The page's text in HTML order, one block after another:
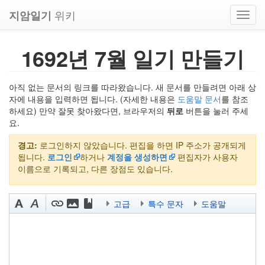
지암일기 위키
1692년 7월 일기 만들기
아직 없는 문서의 링크를 따라왔습니다. 새 문서를 만들려면 아래 상
자에 내용을 입력하면 됩니다. (자세한 내용은 도움말 문서를 참조
하세요) 만약 잘못 찾아왔다면, 브라우저의 뒤로 버튼을 눌러 주세
요.
경고: 로그인하지 않았습니다. 편집을 하면 IP 주소가 공개되게
됩니다. 로그인 하거나 계정을 생성하면
편집자가 사용자
이름으로 기록되고, 다른 장점도 있습니다.
고급 특수 문자 도움말